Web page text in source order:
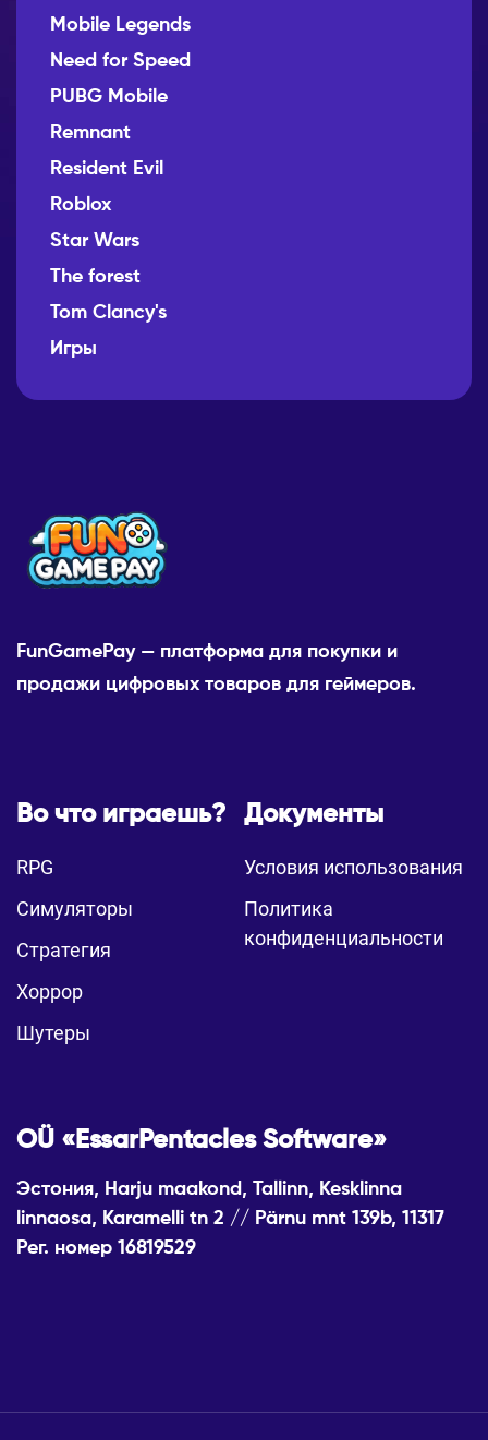
Mobile Legends
Need for Speed
PUBG Mobile
Remnant
Resident Evil
Roblox
Star Wars
The forest
Tom Clancy's
Игры
FunGamePay — платформа для покупки и
продажи цифровых товаров для геймеров.
Во что играешь?
RPG
Симуляторы
Стратегия
Хоррор
Шутеры
Документы
Условия использования
Политика
конфиденциальности
OÜ «EssarPentacles Software»
Эстония, Harju maakond, Tallinn, Kesklinna
linnaosa, Karamelli tn 2 // Pärnu mnt 139b, 11317
Рег. номер 16819529